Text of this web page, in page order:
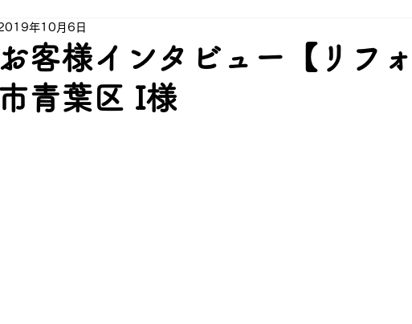
お客様インタビュー【リフ
市青葉区 I様
年10月6日